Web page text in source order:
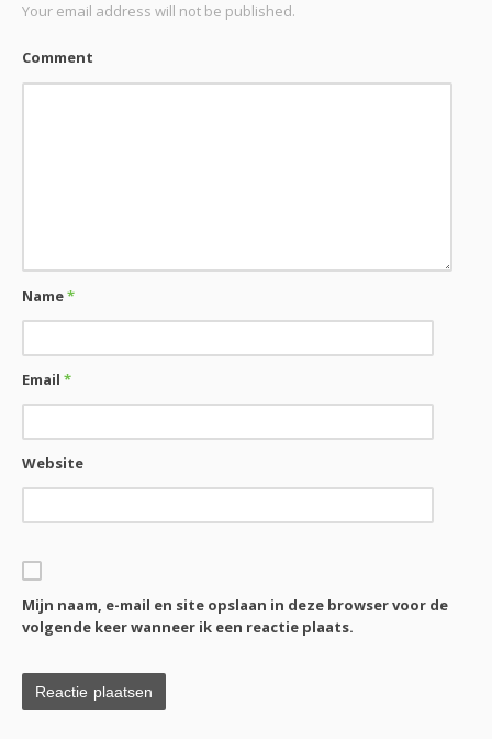
Your email address will not be published.
Comment
Name*
Email*
Website
Mijn naam, e-mail en site opslaan in deze browser voor de
volgende keer wanneer ik een reactie plaats.